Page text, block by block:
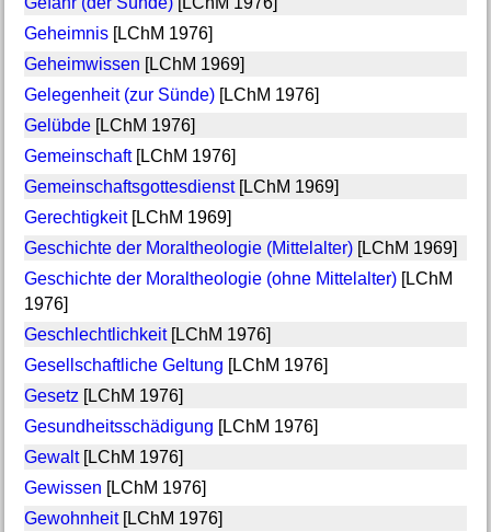
Geheimnis[LChM 1976]
Geheimwissen [LChM 1969]
Gelegenheit (zur Sünde)[LChM 1976]
Gelübde[LChM 1976]
Gemeinschaft[LChM 1976]
Gemeinschaftsgottesdienst[LChM 1969]
Gerechtigkeit[LChM 1969]
Geschichte der Moraltheologie (Mittelalter)[LChM 1969]
Geschichte der Moraltheologie (ohne Mittelalter)[LChM
1976]
Geschlechtlichkeit[LChM 1976]
Gesellschaftliche Geltung [LChM 1976]
Gesetz [LChM 1976]
Gesundheitsschädigung [LChM 1976]
Gewalt[LChM 1976]
Gewissen [LChM 1976]
Gewohnheit[LChM 1976]